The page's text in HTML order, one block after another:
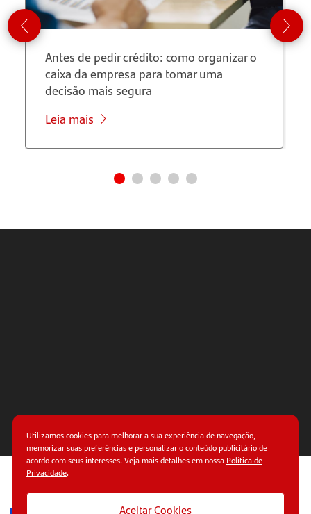
Antes de pedir crédito: como organizar o
caixa da empresa para tomar uma
decisão mais segura
Leia mais
privacidade.
Utilizamos cookies para melhorar a sua experiência de navegação,
memorizar suas preferências e personalizar o conteúdo publicitário de
acordo com seus interesses. Veja mais detalhes em nossa Política de
Privacidade.
Aceitar Cookies